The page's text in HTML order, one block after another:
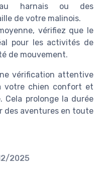
harnais ou des
de votre malinois.
vérifiez que le
pour les activités de
de mouvement.
vérification attentive
votre chien confort et
Cela prolonge la durée
des aventures en toute
2025